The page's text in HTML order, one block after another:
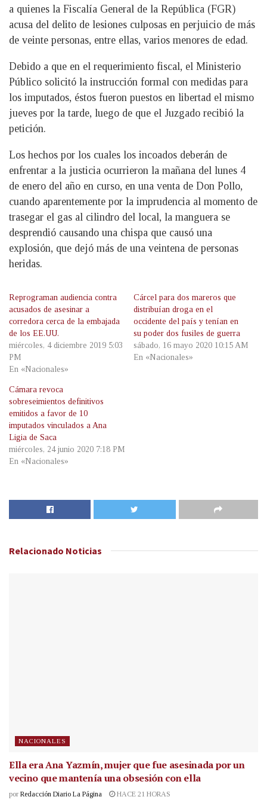
a quienes la Fiscalía General de la República (FGR)
acusa del delito de lesiones culposas en perjuicio de más
de veinte personas, entre ellas, varios menores de edad.
Debido a que en el requerimiento fiscal, el Ministerio
Público solicitó la instrucción formal con medidas para
los imputados, éstos fueron puestos en libertad el mismo
jueves por la tarde, luego de que el Juzgado recibió la
petición.
Los hechos por los cuales los incoados deberán de
enfrentar a la justicia ocurrieron la mañana del lunes 4
de enero del año en curso, en una venta de Don Pollo,
cuando aparentemente por la imprudencia al momento de
trasegar el gas al cilindro del local, la manguera se
desprendió causando una chispa que causó una
explosión, que dejó más de una veintena de personas
heridas.
Reprograman audiencia contra
acusados de asesinar a
corredora cerca de la embajada
de los EE.UU.
miércoles, 4 diciembre 2019 5:03
PM
En «Nacionales»
Cárcel para dos mareros que
distribuían droga en el
occidente del país y tenían en
su poder dos fusiles de guerra
sábado, 16 mayo 2020 10:15 AM
En «Nacionales»
Cámara revoca
sobreseimientos definitivos
emitidos a favor de 10
imputados vinculados a Ana
Ligia de Saca
miércoles, 24 junio 2020 7:18 PM
En «Nacionales»
Relacionado Noticias
NACIONALES
Ella era Ana Yazmín, mujer que fue asesinada por un
vecino que mantenía una obsesión con ella
por Redacción Diario La Página HACE 21 HORAS